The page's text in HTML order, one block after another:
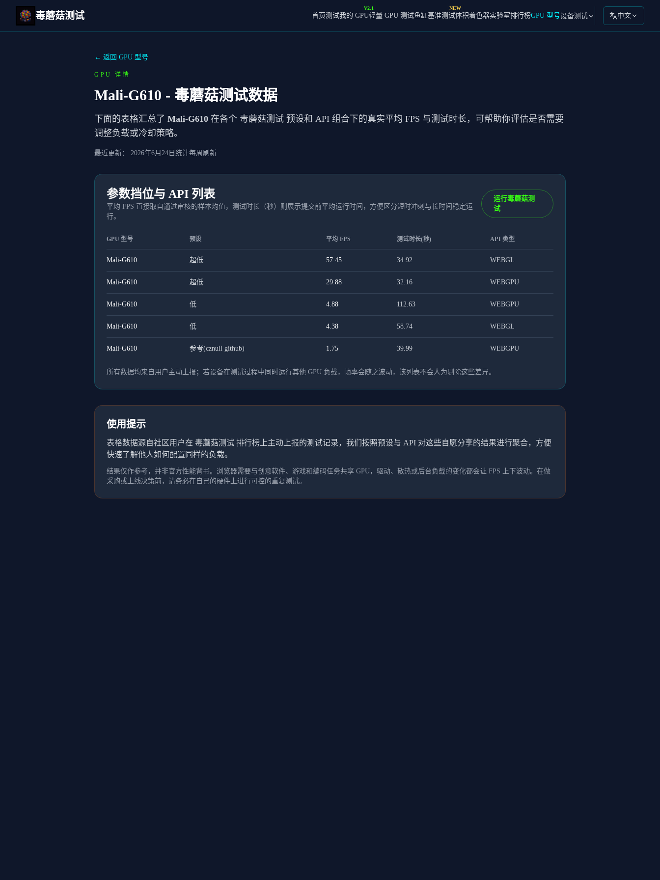
毒蘑菇测试 首页测试我的 GPU
V2.1
轻量 GPU 测试鱼缸基准测试
NEW
体积着色器实验室排行榜GPU 型号设备测试 中文
← 返回 GPU 型号
GPU 详情
Mali-G610 - 毒蘑菇测试数据
下面的表格汇总了 Mali-G610 在各个 毒蘑菇测试 预设和 API 组合下的真实平均 FPS 与测试时长，可帮助你评估是否需要
调整负载或冷却策略。
最近更新： 2026年6月24日 统计每周刷新
参数挡位与 API 列表
平均 FPS 直接取自通过审核的样本均值，测试时长（秒）则展示提交前平均运行时间，方便区分短时冲刺与长时间稳定运
行。
运行毒蘑菇测
试
GPU 型号 预设 平均 FPS 测试时长(秒) API 类型
Mali-G610 超低 57.45 34.92 WEBGL
Mali-G610 超低 29.88 32.16 WEBGPU
Mali-G610 低 4.88 112.63 WEBGPU
Mali-G610 低 4.38 58.74 WEBGL
Mali-G610 参考(cznull github) 1.75 39.99 WEBGPU
所有数据均来自用户主动上报；若设备在测试过程中同时运行其他 GPU 负载，帧率会随之波动，该列表不会人为剔除这些差异。
使用提示
表格数据源自社区用户在 毒蘑菇测试 排行榜上主动上报的测试记录，我们按照预设与 API 对这些自愿分享的结果进行聚合，方便
快速了解他人如何配置同样的负载。
结果仅作参考，并非官方性能背书。浏览器需要与创意软件、游戏和编码任务共享 GPU，驱动、散热或后台负载的变化都会让 FPS 上下波动。在做
采购或上线决策前，请务必在自己的硬件上进行可控的重复测试。